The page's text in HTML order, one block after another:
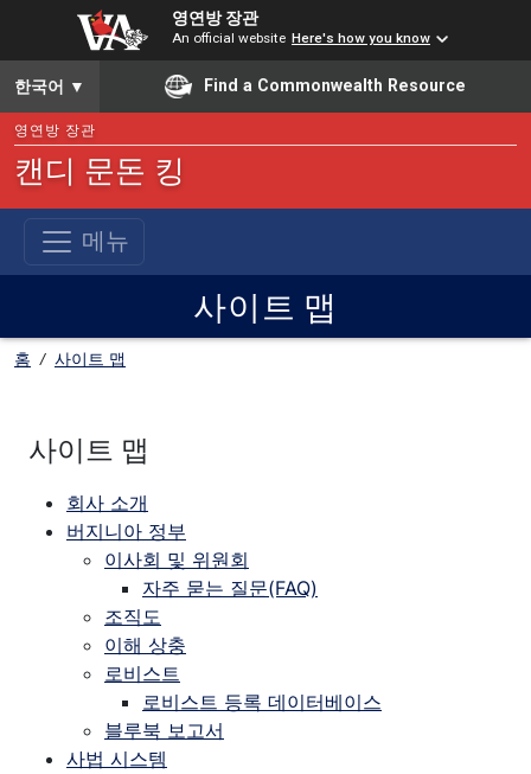
영연방 장관
An official website Here's how you know
To ensure accurate screen reader translation, please ensure
한국어 ▼ Find a Commonwealth Resource
영연방 장관
캔디 문돈 킹
메뉴
사이트 맵
홈 / 사이트 맵
사이트 맵
회사 소개
버지니아 정부
이사회 및 위원회
자주 묻는 질문(FAQ)
조직도
이해 상충
로비스트
로비스트 등록 데이터베이스
블루북 보고서
사법 시스템